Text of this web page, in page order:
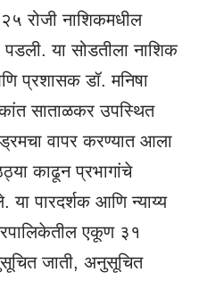
रोजी नाशिकमधील
या सोडतीला नाशिक
प्रशासक डॉ. मनिषा
साताळकर उपस्थित
वापर करण्यात आला
काढून प्रभागांचे
पारदर्शक आणि न्याय्य
एकूण ३१
जाती, अनुसूचित